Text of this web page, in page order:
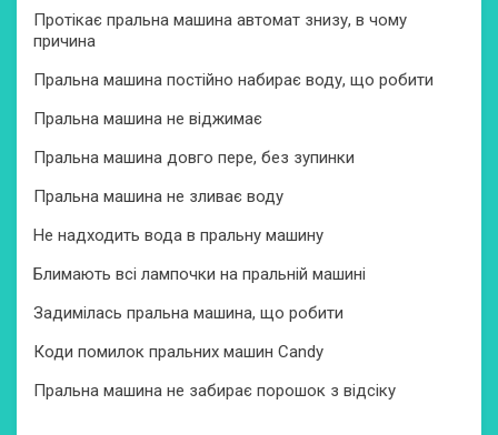
Протікає пральна машина автомат знизу, в чому
причина
Пральна машина постійно набирає воду, що робити
Пральна машина не віджимає
Пральна машина довго пере, без зупинки
Пральна машина не зливає воду
Не надходить вода в пральну машину
Блимають всі лампочки на пральній машині
Задимілась пральна машина, що робити
Коди помилок пральних машин Candy
Пральна машина не забирає порошок з відсіку